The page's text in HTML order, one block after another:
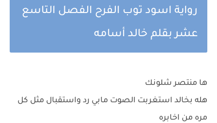
رواية اسود توب الفرح الفصل التاسع
عشر بقلم خالد أسامه
ها منتصر شلونك
هله بخالد استغربت الصوت مابي رد واستقبال مثل كل
مره من اخابره